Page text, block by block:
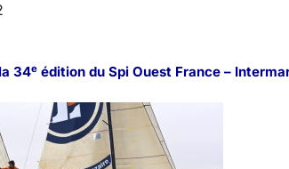
34e édition du Spi Ouest France –